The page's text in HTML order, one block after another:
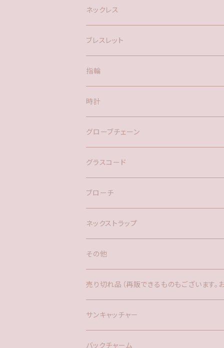
silver925
アメリカン
ポスト
ネックレス
ブレスレット
指輪
時計
バックチャーム
ネックレス
グローブチェーン
バックチャーム
グラスコード
ブローチ
ネックストラップ
その他
バックチャーム
時計
ファー
サンキャッチャー
売り切れ品（再販できるものもございます。
サンキャッチャー
バックチャーム